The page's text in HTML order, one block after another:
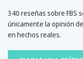
340 reseñas sobre FBS
únicamente la opinión
en hechos reales.